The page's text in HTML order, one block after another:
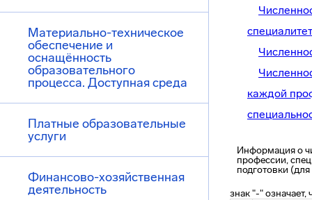
Материально-техническое
обеспечение и
оснащённость
образовательного
процесса. Доступная среда
Платные образовательные
услуги
Финансово-хозяйственная
деятельность
каждой
Информация о
профессии,
подготовки
знак "-"